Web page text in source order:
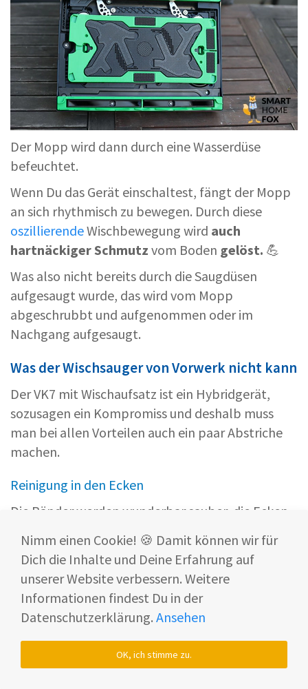
Der Mopp wird dann durch eine Wasserdüse
befeuchtet.
Wenn Du das Gerät einschaltest, fängt der Mopp
an sich rhythmisch zu bewegen. Durch diese
oszillierendeWischbewegung wird auch
hartnäckigerSchmutz vom Boden gelöst. 💪
Was also nicht bereits durch die Saugdüsen
aufgesaugt wurde, das wird vom Mopp
abgeschrubbt und aufgenommen oder im
Nachgang aufgesaugt.
Was der Wischsauger von Vorwerk nicht kann
Der VK7 mit Wischaufsatz ist ein Hybridgerät,
sozusagen ein Kompromiss und deshalb muss
man bei allen Vorteilen auch ein paar Abstriche
machen.
Reinigung in den Ecken
Die Ränder werden wunderbar sauber, die Ecken
hingegen erreicht die SP7 mit der Wischfunktion
nicht komplett.
Nimm einen Cookie! 🍪 Damit können wir für
Dich die Inhalte und Deine Erfahrung auf
unserer Website verbessern. Weitere
Informationen findest Du in der
Datenschutzerklärung. Ansehen
OK, ich stimme zu.